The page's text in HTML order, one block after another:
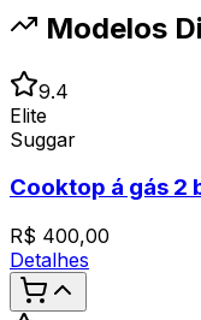
Modelos
9.4
Elite
Suggar
Cooktop á gás 2
R$ 400,00
Detalhes